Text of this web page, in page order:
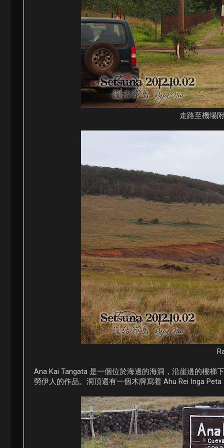
走路至機場
Ana Kai Tangata 是一個位於海邊的海洞，沿崖邊的樓
勞伊人的作品。洞頂還有一個木牌寫着 Ahu Rei Inga